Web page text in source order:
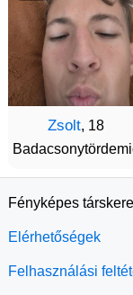
Zsolt, 18
Fényképes
Elérhetőségek
Felhasználási